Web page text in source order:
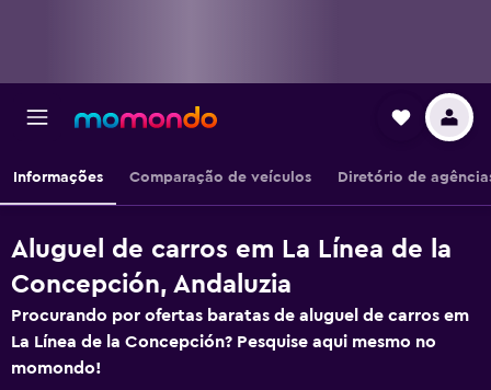
Informações Comparação de veículos Diretório de
Aluguel de carros em La Línea de la
Concepción, Andaluzia
Procurando por ofertas baratas de aluguel de carros em
La Línea de la Concepción? Pesquise aqui mesmo no
momondo!